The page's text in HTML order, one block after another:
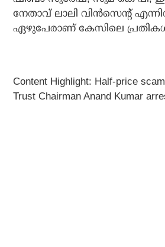
നേതാവ് ലാലി വിൻസെന്റ്
ഏഴുപേരാണ് കേസിലെ
Content Highlight: Half-price
Trust Chairman Anand Kumar